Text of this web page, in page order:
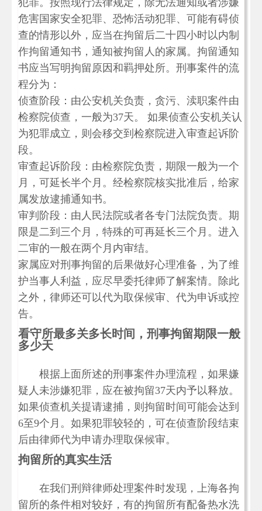
犯罪。按照现行法律规定，除无法通知或者涉嫌
危害国家安全犯罪、恐怖活动犯罪、可能有碍侦
查的情形以外，应当在拘留后二十四小时以内制
作拘留通知书，通知被拘留人的家属。拘留通知
书应当写明拘留原因和羁押处所。刑事案件的流
程分为：
侦查阶段：由公安机关负责，贪污、渎职案件由
检察院侦查，一般为37天。 如果侦查公安机关认
为犯罪成立，则会移交到检察院进入审查起诉阶
段。
审查起诉阶段：由检察院负责，期限一般为一个
月，可延长半个月。经检察院核实批准后，给家
属发放逮捕通知书。
审判阶段：由人民法院或者各专门法院负责。期
限是二到三个月，特殊的可再延长三个月。进入
二审的一般在两个月内审结。
家属应对刑事拘留的后果做好心理准备，为了维
护当事人利益，应尽早委托律师了解案情。除此
之外，律师还可以代为取保候审、代为申诉或控
告。
看守所最多关多长时间，刑事拘留期限一般
多少天
根据上面所述的刑事案件办理流程，如果嫌
疑人未涉嫌犯罪，应在被拘留37天内予以释放。
如果侦查机关提请逮捕，则拘留时间可能会达到
6至9个月。如果犯罪较轻的，可在侦查阶段结束
后由律师代为申请办理取保候审。
拘留所的真实生活
在我们刑辩律师处理案件时发现，上海各拘
留所的条件相对较好，有的拘留所有配备热水洗